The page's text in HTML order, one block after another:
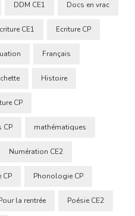
DDM CE1 Docs en vrac
CE1 Ecriture CP
Français
Histoire
CP
CP mathématiques
Numération CE2
CP Phonologie CP
la rentrée Poésie CE2